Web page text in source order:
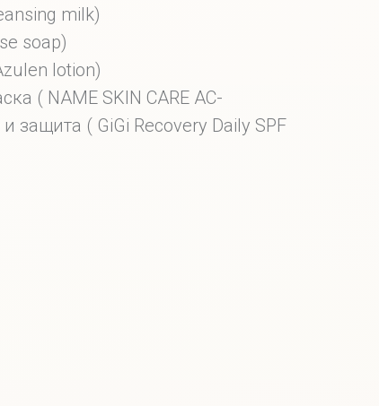
milk)
soap)
lotion)
( NAME SKIN CARE AC-
защита ( GiGi Recovery Daily SPF